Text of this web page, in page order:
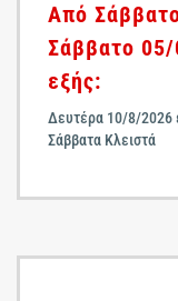
Από
Σάββατο 05/
εξής:
Δευτέρα 10/8/2026
Σάββατα Κλειστά